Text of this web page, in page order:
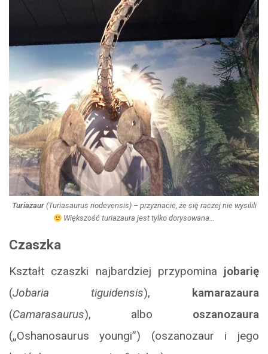
Turiazaur(Turiasaurus riodevensis) – przyznacie, że się raczej nie wysilili
Większość turiazaura jest tylko dorysowana…
Czaszka
Kształt czaszki najbardziej przypomina jobarię
(Jobaria tiguidensis), kamarazaura
(Camarasaurus), albo oszanozaura
(„Oshanosaurus youngi”) (oszanozaur i jego